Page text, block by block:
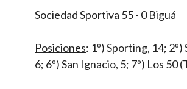
Sociedad Sportiva 55 - 0 Biguá
Posiciones: 1º) Sporting, 14;
6; 6º) San Ignacio, 5; 7º) Los 50